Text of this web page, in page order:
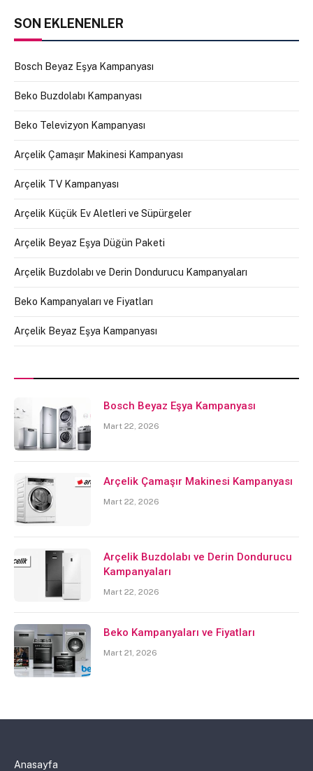
SON EKLENENLER
Bosch Beyaz Eşya Kampanyası
Beko Buzdolabı Kampanyası
Beko Televizyon Kampanyası
Arçelik Çamaşır Makinesi Kampanyası
Arçelik TV Kampanyası
Arçelik Küçük Ev Aletleri ve Süpürgeler
Arçelik Beyaz Eşya Düğün Paketi
Arçelik Buzdolabı ve Derin Dondurucu Kampanyaları
Beko Kampanyaları ve Fiyatları
Arçelik Beyaz Eşya Kampanyası
Bosch Beyaz Eşya Kampanyası
Mart 22, 2026
Arçelik Çamaşır Makinesi Kampanyası
Mart 22, 2026
Arçelik Buzdolabı ve Derin Dondurucu
Kampanyaları
Mart 22, 2026
Beko Kampanyaları ve Fiyatları
Mart 21, 2026
Anasayfa